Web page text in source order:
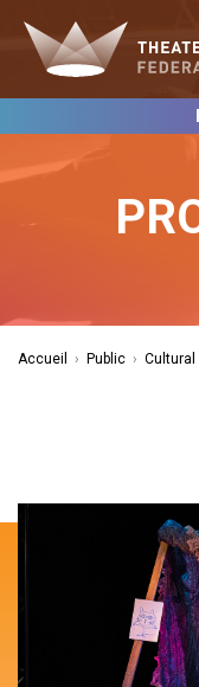
Accueil › Public › Cultural